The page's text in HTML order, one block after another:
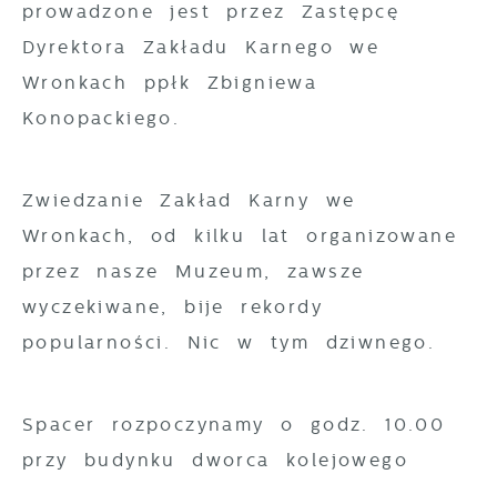
prowadzone jest przez Zastępcę
Dyrektora Zakładu Karnego we
Wronkach ppłk Zbigniewa
Konopackiego.
Zwiedzanie Zakład Karny we
Wronkach, od kilku lat organizowane
przez nasze Muzeum, zawsze
wyczekiwane, bije rekordy
popularności. Nic w tym dziwnego.
Spacer rozpoczynamy o godz. 10.00
przy budynku dworca kolejowego
funkcjonalności.
podstawie analizy Twoich upodobań oraz
mogą pojawić się na stronach podmiotów
trzecich lub firm będących naszymi
postaci wiadomości, ofert, komunikatów
mediów społecznościowych.